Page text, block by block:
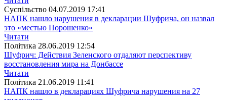
Суспiльство 04.07.2019 17:41
НАПК нашло нарушения в декларации Шуфрича, он назвал
это «местью Порошенко»
Читати
Полiтика 28.06.2019 12:54
Шуфрич: Действия Зеленского отдаляют перспективу
восстановления мира на Донбассе
Читати
Полiтика 21.06.2019 11:41
НАПК нашло в декларациях Шуфрича нарушения на 27